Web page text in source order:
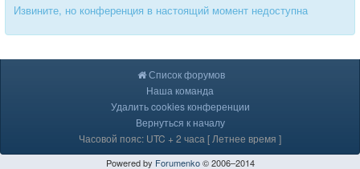
Извините, но конференция в настоящий момент недоступна
Список форумов
Наша команда
Удалить cookies конференции
Вернуться к началу
Часовой пояс: UTC + 2 часа [ Летнее время ]
Powered by Forumenko© 2006–2014